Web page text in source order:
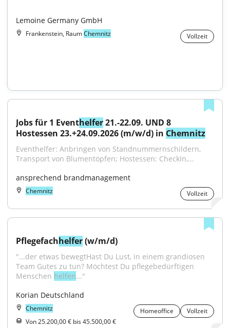
Lemoine Germany GmbH
Frankenstein, RaumChemnitz Vollzeit
Jobs für 1 Eventhelfer 21.-22.09. UND 8
Hostessen 23.+24.09.2026 (m/w/d) in Chemnitz
Eventhelfer: Anbringen von Standnummernschildern,
Transport von Blumentöpfen; Hostessen: CheckIn,...
ansprechend brandmanagement
Chemnitz Vollzeit
Pflegefachhelfer (w/m/d)
"...der etwas bewegtHast Du Lust, in einem grandiosen
Team Gutes zu tun? Möchtest Du pflegebedürftigen
Menschen helfen..."
Korian Deutschland
Chemnitz Homeoffice
Vollzeit
Von 25.200,00 € bis 45.500,00 €